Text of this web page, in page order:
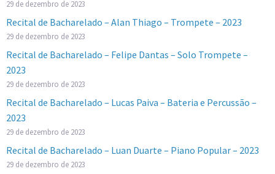
29 de dezembro de 2023
Recital de Bacharelado – Alan Thiago – Trompete – 2023
29 de dezembro de 2023
Recital de Bacharelado – Felipe Dantas – Solo Trompete –
2023
29 de dezembro de 2023
Recital de Bacharelado – Lucas Paiva – Bateria e Percussão –
2023
29 de dezembro de 2023
Recital de Bacharelado – Luan Duarte – Piano Popular – 2023
29 de dezembro de 2023